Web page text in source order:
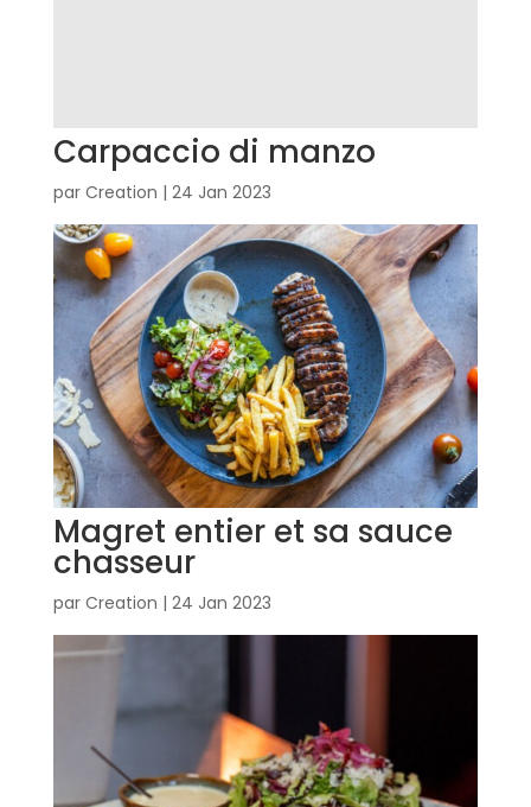
Carpaccio di manzo
par Creation | 24 Jan 2023
Magret entier et sa sauce
chasseur
par Creation | 24 Jan 2023